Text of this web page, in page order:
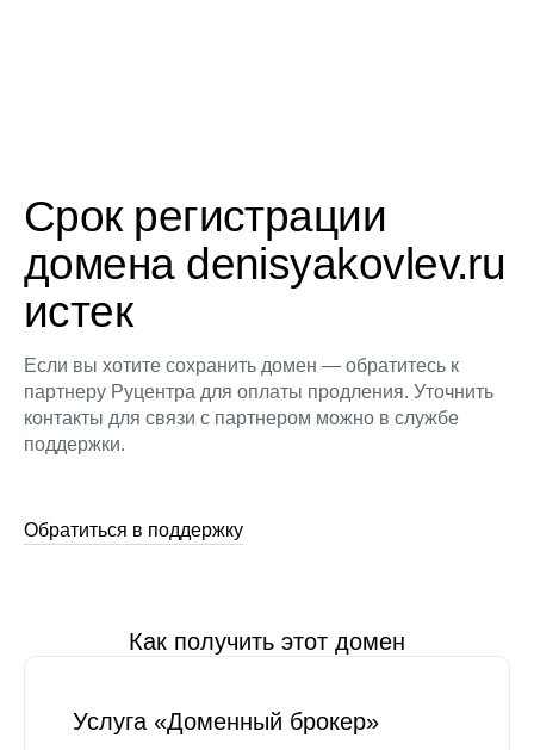
Срок регистрации
домена denisyakovlev.ru
истек
Если вы хотите сохранить домен — обратитесь к
партнеру Руцентра для оплаты продления. Уточнить
контакты для связи с партнером можно в службе
поддержки.
Обратиться в поддержку
Как получить этот домен
Услуга «Доменный брокер»